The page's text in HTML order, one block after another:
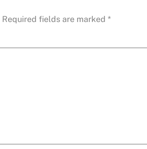
Required fields are marked *